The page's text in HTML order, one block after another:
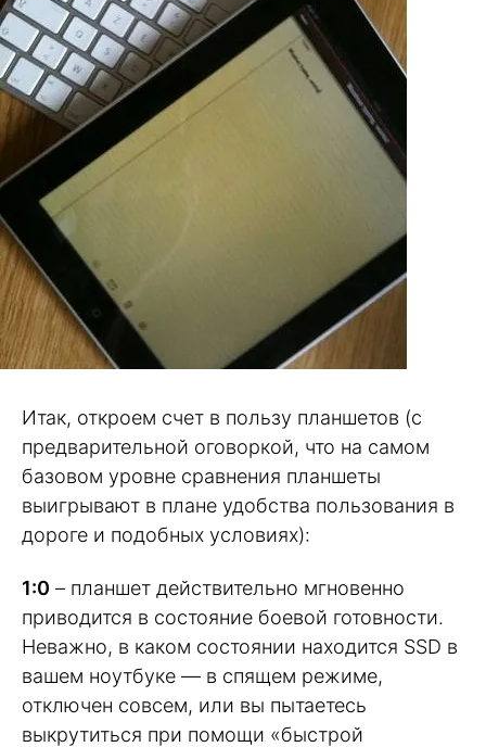
Итак, откроем счет в пользу планшетов (с
предварительной оговоркой, что на самом
базовом уровне сравнения планшеты
выигрывают в плане удобства пользования в
дороге и подобных условиях):
1:0 – планшет действительно мгновенно
приводится в состояние боевой готовности.
Неважно, в каком состоянии находится SSD в
вашем ноутбуке — в спящем режиме,
отключен совсем, или вы пытаетесь
выкрутиться при помощи «быстрой